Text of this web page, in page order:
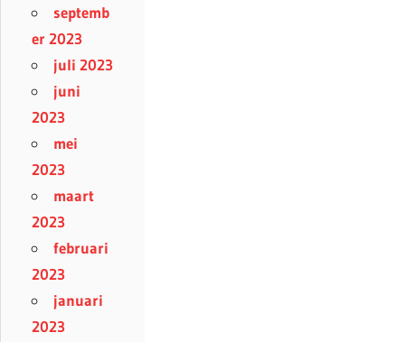
septemb
er 2023
juli 2023
juni
2023
mei
2023
maart
2023
februari
2023
januari
2023